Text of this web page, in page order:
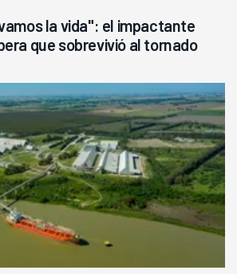
la vida": el impactante
que sobrevivió al tornado